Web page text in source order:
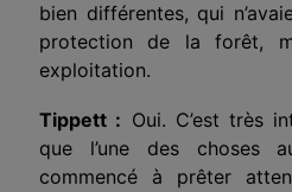
bien différentes, qui
protection de la forêt,
exploitation.
Tippett : Oui. C’est très
que l’une des choses
commencé à prêter